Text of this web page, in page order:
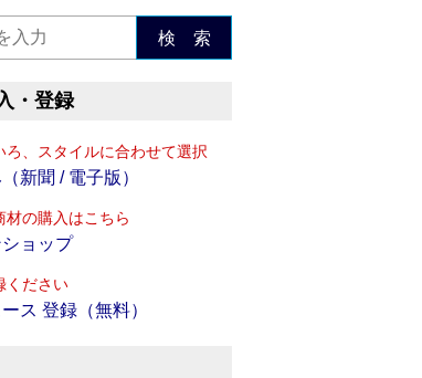
検 索
・登録
ろ、スタイルに合わせて選択
新聞 / 電子版）
材の購入はこちら
ョップ
ください
ス 登録（無料）